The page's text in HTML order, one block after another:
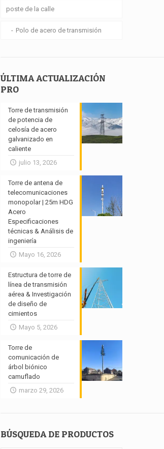
poste de la calle
Polo de acero de transmisión
ÚLTIMA ACTUALIZACIÓN
PRO
Torre de transmisión
de potencia de
celosía de acero
galvanizado en
caliente
julio 13, 2026
Torre de antena de
telecomunicaciones
monopolar | 25m HDG
Acero
Especificaciones
técnicas & Análisis de
ingeniería
Mayo 16, 2026
Estructura de torre de
línea de transmisión
aérea & Investigación
de diseño de
cimientos
Mayo 5, 2026
Torre de
comunicación de
árbol biónico
camuflado
marzo 29, 2026
BÚSQUEDA DE PRODUCTOS